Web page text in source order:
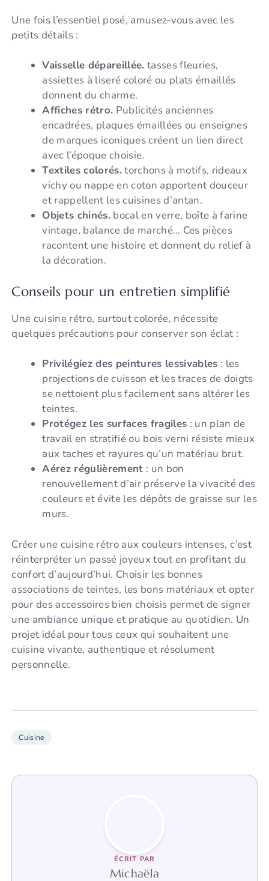
Une fois l’essentiel posé, amusez-vous avec les
petits détails :
Vaisselle dépareillée. tasses fleuries,
assiettes à liseré coloré ou plats émaillés
donnent du charme.
Affiches rétro. Publicités anciennes
encadrées, plaques émaillées ou enseignes
de marques iconiques créent un lien direct
avec l’époque choisie.
Textiles colorés.torchons à motifs, rideaux
vichy ou nappe en coton apportent douceur
et rappellent les cuisines d’antan.
Objets chinés.bocal en verre, boîte à farine
vintage, balance de marché… Ces pièces
racontent une histoire et donnent du relief à
la décoration.
Conseils pour un entretien simplifié
Une cuisine rétro, surtout colorée, nécessite
quelques précautions pour conserver son éclat :
Privilégiez des peintures lessivables : les
projections de cuisson et les traces de doigts
se nettoient plus facilement sans altérer les
teintes.
Protégez les surfaces fragiles : un plan de
travail en stratifié ou bois verni résiste mieux
aux taches et rayures qu’un matériau brut.
Aérez régulièrement : un bon
renouvellement d’air préserve la vivacité des
couleurs et évite les dépôts de graisse sur les
murs.
Créer une cuisine rétro aux couleurs intenses, c’est
réinterpréter un passé joyeux tout en profitant du
confort d’aujourd’hui. Choisir les bonnes
associations de teintes, les bons matériaux et opter
pour des accessoires bien choisis permet de signer
une ambiance unique et pratique au quotidien. Un
projet idéal pour tous ceux qui souhaitent une
cuisine vivante, authentique et résolument
personnelle.
Cuisine
ÉCRIT PAR
Michaëla